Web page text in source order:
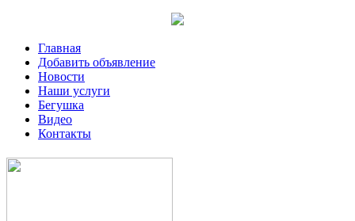
Главная
Добавить объявление
Новости
Наши услуги
Бегушка
Видео
Контакты